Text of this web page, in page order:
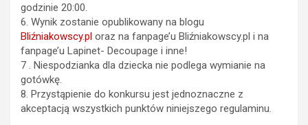
godzinie 20:00.
6. Wynik zostanie opublikowany na blogu
Bliźniakowscy.pl oraz na fanpage’u Bliźniakowscy.pl i na
fanpage’u Lapinet- Decoupage i inne!
7 . Niespodzianka dla dziecka nie podlega wymianie na
gotówkę.
8. Przystąpienie do konkursu jest jednoznaczne z
akceptacją wszystkich punktów niniejszego regulaminu.